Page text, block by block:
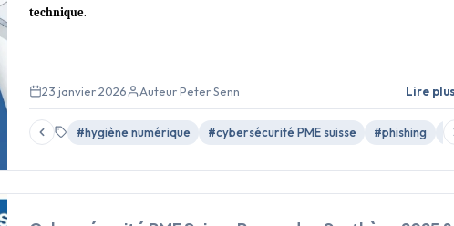
technique.
23 janvier 2026 Auteur Peter Senn Lire plus
#hygiène numérique #cybersécurité PME suisse #phishing